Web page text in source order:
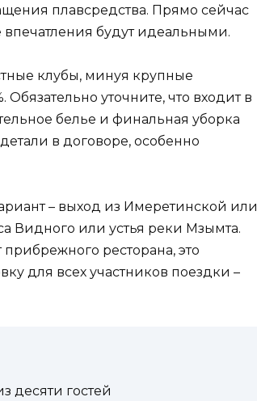
плавсредства. Прямо сейчас
будут идеальными.
клубы, минуя крупные
Обязательно уточните, что входит в
белье и финальная уборка
в договоре, особенно
– выход из Имеретинской или
Видного или устья реки Мзымта.
ресторана, это
для всех участников поездки –
десяти гостей